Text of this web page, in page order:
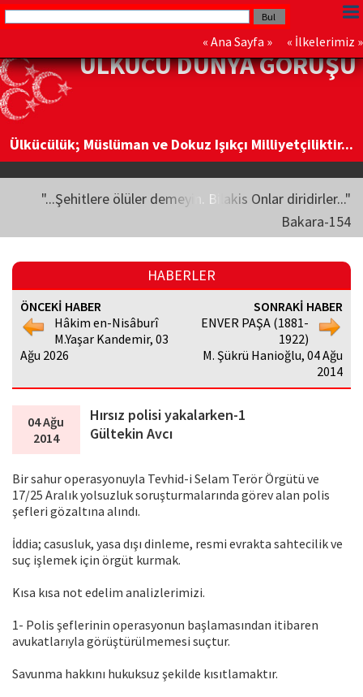
« Ana Sayfa » « İlkelerimiz »
ÜLKÜCÜ DÜNYA GÖRÜŞÜ
Ülkücülük; Müslüman ve Dokuz Işıkçı Milliyetçiliktir...
"...Şehitlere ölüler demeyin. Bilakis Onlar diridirler..."
Bakara-154
HABERLER
ÖNCEKİ HABER
Hâkim en-Nisâburî
M.Yaşar Kandemir, 03
Ağu 2026
SONRAKİ HABER
ENVER PAŞA (1881-
1922)
M. Şükrü Hanioğlu, 04 Ağu
2014
04 Ağu
2014
Hırsız polisi yakalarken-1
Gültekin Avcı
Bir sahur operasyonuyla Tevhid-i Selam Terör Örgütü ve
17/25 Aralık yolsuzluk soruşturmalarında görev alan polis
şefleri gözaltına alındı.
İddia; casusluk, yasa dışı dinleme, resmi evrakta sahtecilik ve
suç işlemek için örgüt kurmak.
Kısa kısa not edelim analizlerimizi.
1- Polis şeflerinin operasyonun başlamasından itibaren
avukatlarıyla görüştürülmemesi suçtur.
Savunma hakkını hukuksuz şekilde kısıtlamaktır.